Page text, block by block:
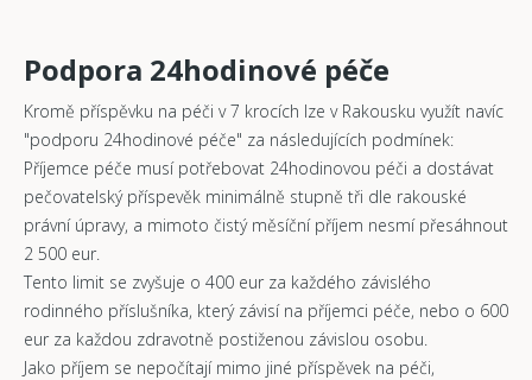
Podpora 24hodinové péče
Kromě příspěvku na péči v 7 krocích lze v Rakousku využít navíc
"podporu 24hodinové péče" za následujících podmínek:
Příjemce péče musí potřebovat 24hodinovou péči a dostávat
pečovatelský příspevěk minimálně stupně tři dle rakouské
právní úpravy, a mimoto čistý měsíční příjem nesmí přesáhnout
2 500 eur.
Tento limit se zvyšuje o 400 eur za každého závislého
rodinného příslušníka, který závisí na příjemci péče, nebo o 600
eur za každou zdravotně postiženou závislou osobu.
Jako příjem se nepočítají mimo jiné příspěvek na péči,